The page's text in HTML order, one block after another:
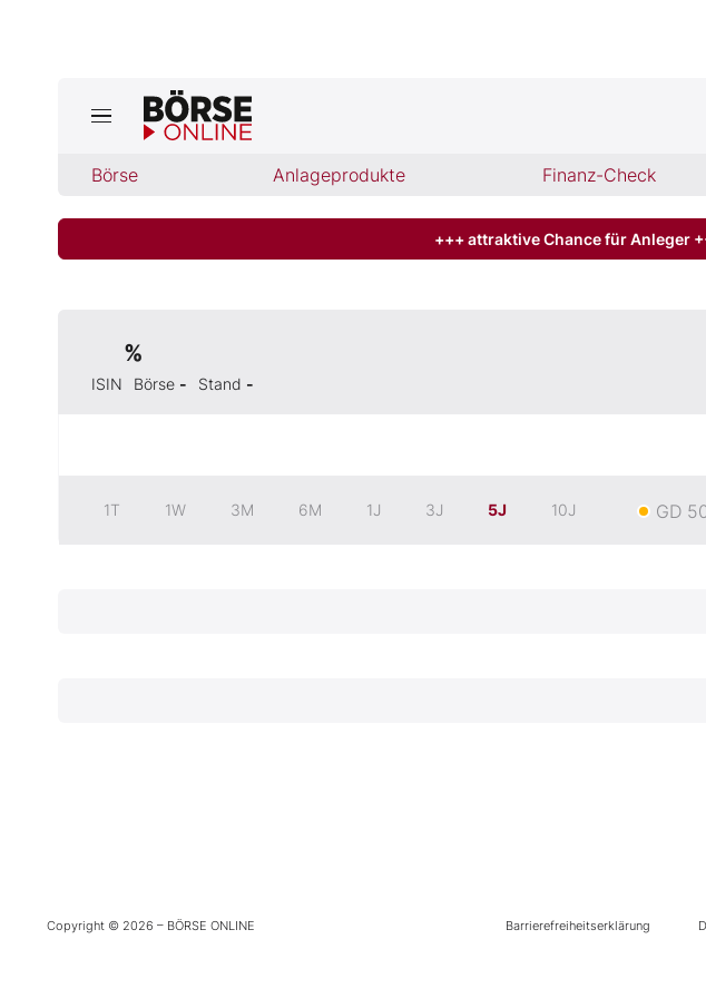
Börse Anlageprodukte Finanz-Check
Jetzt aktuelle Ausgabe BÖRSE ONLINE lesen
+++ attraktive Chance für Anleger
%
ISIN Börse - Stand -
1T 1W 3M 6M 1J 3J 5J 10J GD
Copyright © 2026 – BÖRSE ONLINE Barrierefreiheitserklärung